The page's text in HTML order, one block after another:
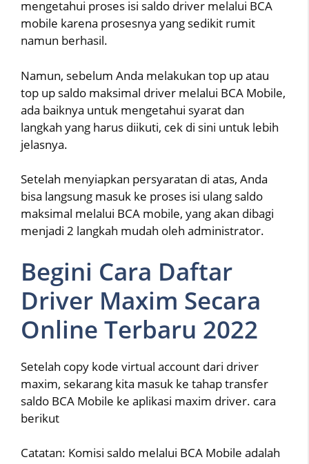
mengetahui proses isi saldo driver melalui BCA
mobile karena prosesnya yang sedikit rumit
namun berhasil.
Namun, sebelum Anda melakukan top up atau
top up saldo maksimal driver melalui BCA Mobile,
ada baiknya untuk mengetahui syarat dan
langkah yang harus diikuti, cek di sini untuk lebih
jelasnya.
Setelah menyiapkan persyaratan di atas, Anda
bisa langsung masuk ke proses isi ulang saldo
maksimal melalui BCA mobile, yang akan dibagi
menjadi 2 langkah mudah oleh administrator.
Begini Cara Daftar
Driver Maxim Secara
Online Terbaru 2022
Setelah copy kode virtual account dari driver
maxim, sekarang kita masuk ke tahap transfer
saldo BCA Mobile ke aplikasi maxim driver. cara
berikut
Catatan: Komisi saldo melalui BCA Mobile adalah